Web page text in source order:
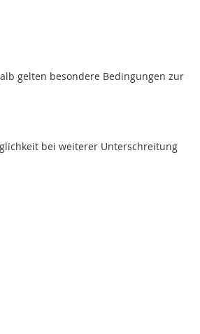
gelten besondere Bedingungen zur
bei weiterer Unterschreitung